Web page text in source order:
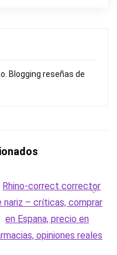
Blogging reseñas de